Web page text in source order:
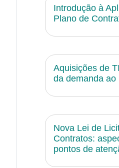
Introdução à
Plano de
Aquisições de
da demanda ao
Nova Lei de
Contratos:
pontos de